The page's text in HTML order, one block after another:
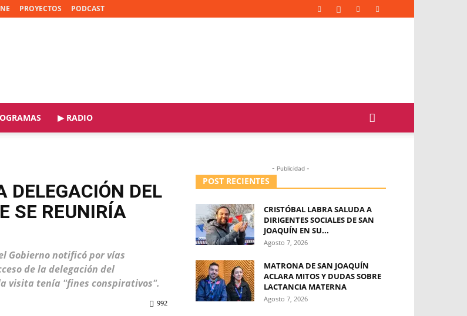
PROYECTOS PODCAST
▶ RADIO
DELEGACIÓN DEL
SE REUNIRÍA
Gobierno notificó por vías
de la delegación del
visita tenía "fines conspirativos".
992
- Publicidad -
POST RECIENTES
CRISTÓBAL LABRA SALUDA A
DIRIGENTES SOCIALES DE SAN
JOAQUÍN EN SU...
Agosto 7, 2026
MATRONA DE SAN JOAQUÍN
ACLARA MITOS Y DUDAS SOBRE
LACTANCIA MATERNA
Agosto 7, 2026